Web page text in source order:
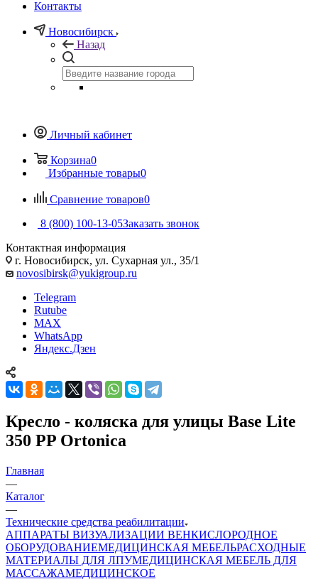
Контакты
Новосибирск
Назад
Личный кабинет
Корзина0
Избранные товары0
Сравнение товаров0
8 (800) 100-13-05Заказать звонок
Контактная информация
г. Новосибирск, ул. Сухарная ул., 35/1
novosibirsk@yukigroup.ru
Telegram
Rutube
MAX
WhatsApp
Яндекс.Дзен
Кресло - коляска для улицы Base Lite
350 PP Ortonica
Главная
—
Каталог
—
Технические средства реабилитации
АППАРАТЫ ВИЗУАЛИЗАЦИИ ВЕНКИСЛОРОДНОЕ
ОБОРУДОВАНИЕМЕДИЦИНСКАЯ МЕБЕЛЬРАСХОДНЫЕ
МАТЕРИАЛЫ ДЛЯ ЛПУМЕДИЦИНСКАЯ МЕБЕЛЬ ДЛЯ
МАССАЖАМЕДИЦИНСКОЕ